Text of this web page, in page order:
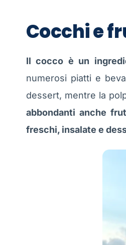
Cocchi e
Il cocco è un
numerosi piatti e
dessert, mentre la
abbondanti anche
freschi, insalate e